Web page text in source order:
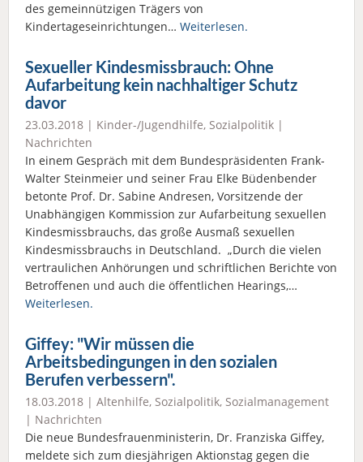
des gemeinnützigen Trägers von
Kindertageseinrichtungen… Weiterlesen.
Sexueller Kindesmissbrauch: Ohne
Aufarbeitung kein nachhaltiger Schutz
davor
23.03.2018 | Kinder-/Jugendhilfe, Sozialpolitik |
Nachrichten
In einem Gespräch mit dem Bundespräsidenten Frank-
Walter Steinmeier und seiner Frau Elke Büdenbender
betonte Prof. Dr. Sabine Andresen, Vorsitzende der
Unabhängigen Kommission zur Aufarbeitung sexuellen
Kindesmissbrauchs, das große Ausmaß sexuellen
Kindesmissbrauchs in Deutschland. „Durch die vielen
vertraulichen Anhörungen und schriftlichen Berichte von
Betroffenen und auch die öffentlichen Hearings,…
Weiterlesen.
Giffey: "Wir müssen die
Arbeitsbedingungen in den sozialen
Berufen verbessern".
18.03.2018 | Altenhilfe, Sozialpolitik, Sozialmanagement
| Nachrichten
Die neue Bundesfrauenministerin, Dr. Franziska Giffey,
meldete sich zum diesjährigen Aktionstag gegen die